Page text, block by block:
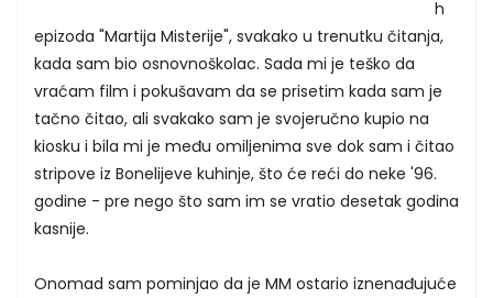
h
epizoda "Martija Misterije", svakako u trenutku čitanja,
kada sam bio osnovnoškolac. Sada mi je teško da
vraćam film i pokušavam da se prisetim kada sam je
tačno čitao, ali svakako sam je svojeručno kupio na
kiosku i bila mi je među omiljenima sve dok sam i čitao
stripove iz Bonelijeve kuhinje, što će reći do neke '96.
godine - pre nego što sam im se vratio desetak godina
kasnije.
Onomad sam pominjao da je MM ostario iznenađujuće